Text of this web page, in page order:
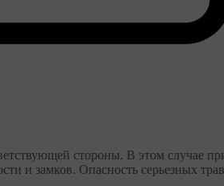
стороны. В этом случае
и замков. Опасность серьезных